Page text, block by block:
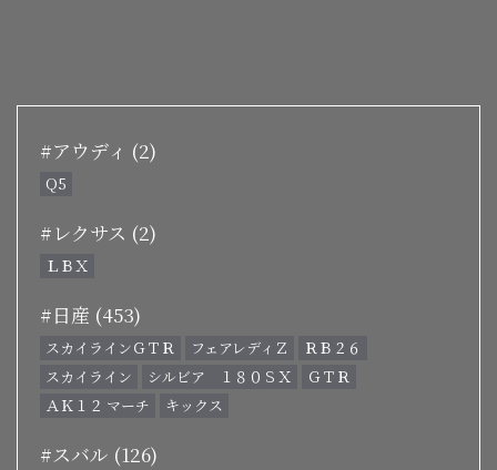
#アウディ (2)
Q5
#レクサス (2)
ＬＢＸ
#日産 (453)
スカイラインＧＴＲ フェアレディＺ
ＲＢ２６
スカイライン
シルビア １８０ＳＸ
ＧＴＲ
ＡＫ１２ マーチ
キックス
#スバル (126)